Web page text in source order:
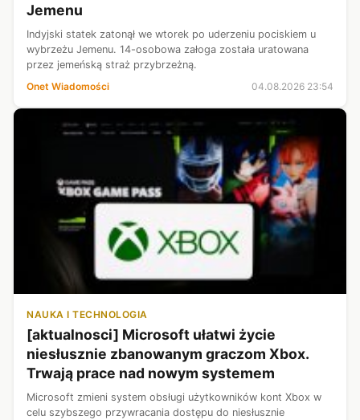
Jemenu
Indyjski statek zatonął we wtorek po uderzeniu pociskiem u
wybrzeżu Jemenu. 14-osobowa załoga została uratowana
przez jemeńską straż przybrzeżną.
Onet Wiadomości
04.08.2026 23:54
NAUKA I TECHNOLOGIA
[aktualnosci] Microsoft ułatwi życie
niesłusznie zbanowanym graczom Xbox.
Trwają prace nad nowym systemem
Microsoft zmieni system obsługi użytkowników kont Xbox w
celu szybszego przywracania dostępu do niesłusznie